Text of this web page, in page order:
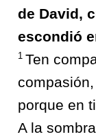
de David,
escondió
1 Ten
compasión,
porque en
A la